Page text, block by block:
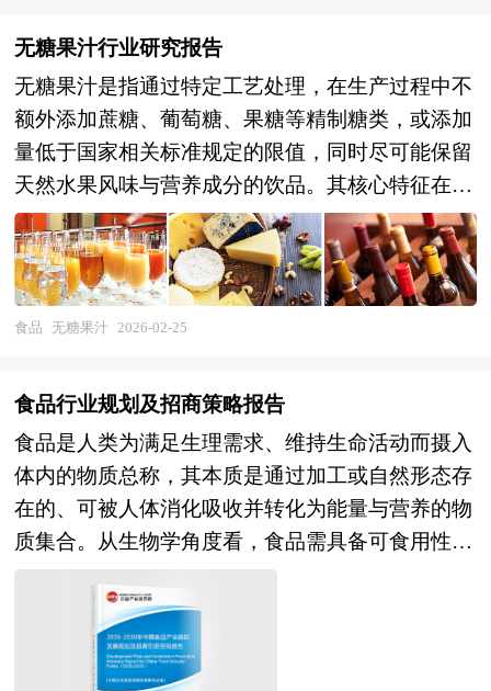
无糖果汁行业研究报告
无糖果汁是指通过特定工艺处理，在生产过程中不
额外添加蔗糖、葡萄糖、果糖等精制糖类，或添加
量低于国家相关标准规定的限值，同时尽可能保留
天然水果风味与营养成分的饮品。其核心特征在于
以“无添加糖”或“低糖”为卖点，满足消费者对健康
饮食的需求，尤其适合控糖人群、糖尿病患者及追
求低热量摄入的群体。 无糖果汁的原料通常选用
新鲜水果或浓缩果汁，通过物理方法（如压榨、离
天然果胶，提升口感顺滑度；或通过真空浓缩、低
温蒸发等技术去除部分水分，延长保质期。在糖分
控制上，生产商可能通过以下方式实现：一是完全
不添加任何形式的游离糖，仅依赖水果本身的天然
糖分（如苹果汁中的果糖）；二是使用代糖（如赤
藓糖醇、甜菊糖苷）部分替代传统糖类，以降低热
量同时保持甜味；三是通过调整水果品种或配比，
选择低糖水果（如柠檬、西柚）作为主要原料，从
源头减少糖分含量。 无糖果汁需符合国家对“无
食品 无糖果汁 2026-02-25
食品行业规划及招商策略报告
食品是人类为满足生理需求、维持生命活动而摄入
体内的物质总称，其本质是通过加工或自然形态存
在的、可被人体消化吸收并转化为能量与营养的物
质集合。从生物学角度看，食品需具备可食用性与
质、脂肪、维生素、矿物质及水分等六大营养素中
的一种或多种，且这些成分需以适宜比例存在，能
够通过消化系统分解为小分子物质，被人体细胞吸